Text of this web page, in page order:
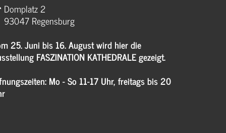
Domplatz 2
93047 Regensburg
25. Juni bis 16. August wird hier die
FASZINATION KATHEDRALE gezeigt.
Mo - So 11-17 Uhr, freitags bis 20